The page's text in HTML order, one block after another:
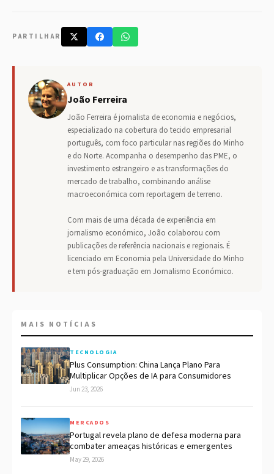
PARTILHAR
AUTOR
João Ferreira
João Ferreira é jornalista de economia e negócios,
especializado na cobertura do tecido empresarial
português, com foco particular nas regiões do Minho
e do Norte. Acompanha o desempenho das PME, o
investimento estrangeiro e as transformações do
mercado de trabalho, combinando análise
macroeconómica com reportagem de terreno.
Com mais de uma década de experiência em
jornalismo económico, João colaborou com
publicações de referência nacionais e regionais. É
licenciado em Economia pela Universidade do Minho
e tem pós-graduação em Jornalismo Económico.
MAIS NOTÍCIAS
TECNOLOGIA
Plus Consumption: China Lança Plano Para
Multiplicar Opções de IA para Consumidores
Jun 23, 2026
MERCADOS
Portugal revela plano de defesa moderna para
combater ameaças históricas e emergentes
May 29, 2026